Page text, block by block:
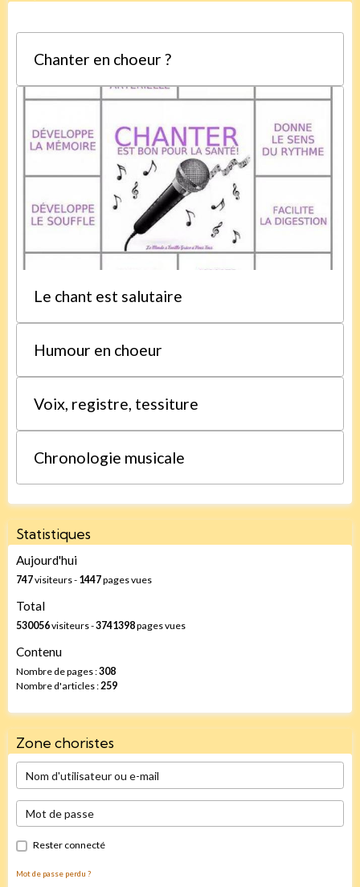
Chanter en choeur ?
Le chant est salutaire
Humour en choeur
Voix, registre, tessiture
Chronologie musicale
Statistiques
Aujourd'hui
747visiteurs - 1447pages vues
Total
530056visiteurs -3741398pages vues
Contenu
Nombre de pages :308
Nombre d'articles :259
Zone choristes
Rester connecté
Mot de passe perdu ?